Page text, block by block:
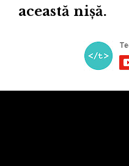
această nișă.